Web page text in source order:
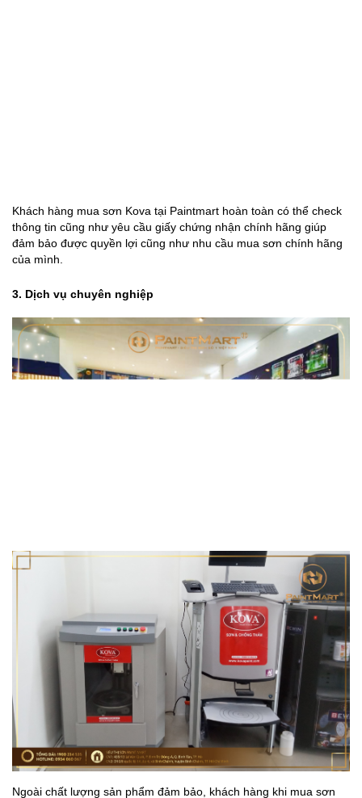
Khách hàng mua sơn Kova tại Paintmart hoàn toàn có thể check
thông tin cũng như yêu cầu giấy chứng nhận chính hãng giúp
đảm bảo được quyền lợi cũng như nhu cầu mua sơn chính hãng
của mình.
3. Dịch vụ chuyên nghiệp
Ngoài chất lượng sản phẩm đảm bảo, khách hàng khi mua sơn